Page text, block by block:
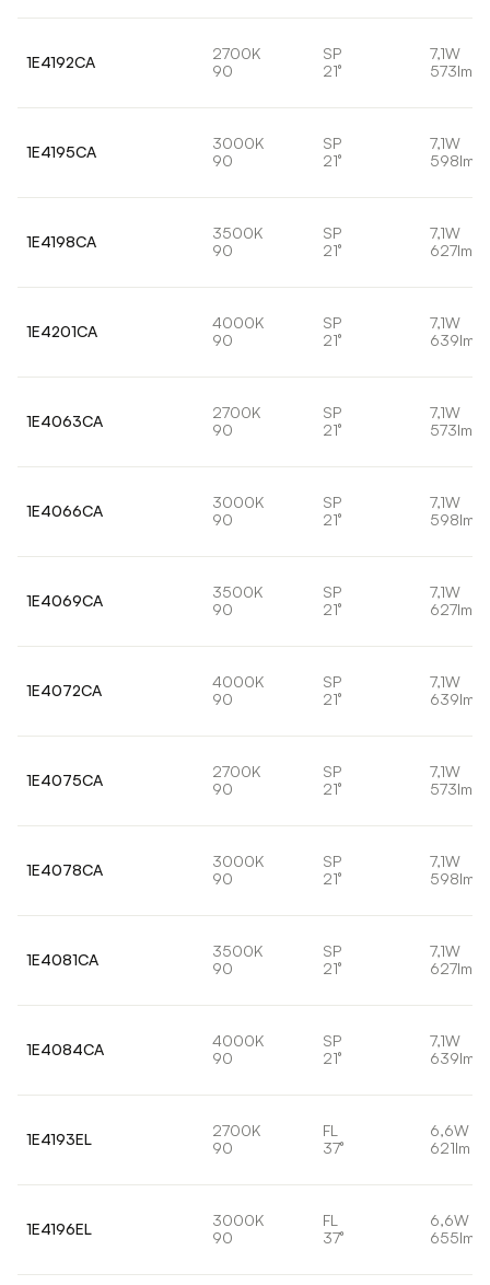
1E4192CA
2700K
90
SP
21°
7,1W
573lm
1E4195CA
3000K
90
SP
21°
7,1W
598lm
1E4198CA
3500K
90
SP
21°
7,1W
627lm
1E4201CA
4000K
90
SP
21°
7,1W
639lm
1E4063CA
2700K
90
SP
21°
7,1W
573lm
1E4066CA
3000K
90
SP
21°
7,1W
598lm
1E4069CA
3500K
90
SP
21°
7,1W
627lm
1E4072CA
4000K
90
SP
21°
7,1W
639lm
1E4075CA
2700K
90
SP
21°
7,1W
573lm
1E4078CA
3000K
90
SP
21°
7,1W
598lm
1E4081CA
3500K
90
SP
21°
7,1W
627lm
1E4084CA
4000K
90
SP
21°
7,1W
639lm
1E4193EL
2700K
90
FL
37°
6,6W
621lm
1E4196EL
3000K
90
FL
37°
6,6W
655lm